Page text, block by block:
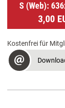
S (Web):
3,00
Kostenfrei für